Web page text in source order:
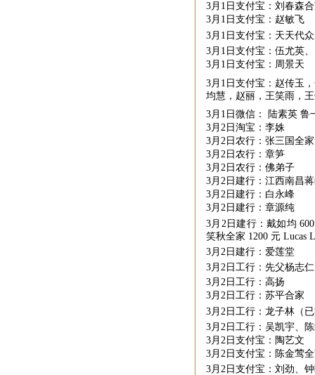
3月 1 日支付宝：刘春森
3月 1 日支付宝：赵敏飞
3月 1 日支付宝：天天代
3月 1 日支付宝：伍尤英
3月 1 日支付宝：周景天
3月 1 日支付宝：赵传玉
均慧，赵丽，王笑雨，
3月 1 日微信： 陆素英 鲁
3月 2 日淘宝：李姝
3月 2 日农行：张三国全家
3月 2 日农行：章笋
3月 2 日农行：佛弟子
3月 2 日建行：江西南昌
3月 2 日建行：白永峰
3月 2 日建行：章源纯
3月 2日建行：戴如均
笑秋全家 1200 元 Lucas
3月 2 日建行：爱莲堂
3月 2 日工行：先父杨志
3月 2 日工行：高扬
3月 2 日工行：苏平合家
3月 2 日工行：龙子林（
3月 2 日工行：吴凯宇、
3月 2 日支付宝：陶艺文
3月 2 日支付宝：陈金莺
3月 2 日支付宝：刘劲、